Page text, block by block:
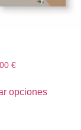
€
opciones